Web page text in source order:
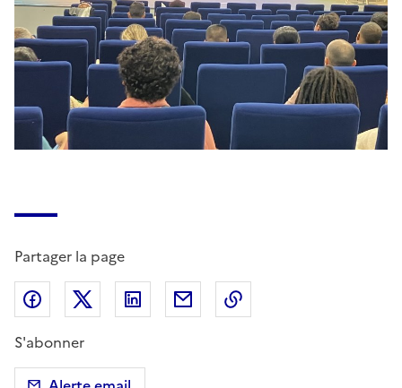
Partager la page
Partager sur Facebook
Partager sur X (anciennement Twitter)
Partager sur LinkedIn
Partager par email
S'abonner